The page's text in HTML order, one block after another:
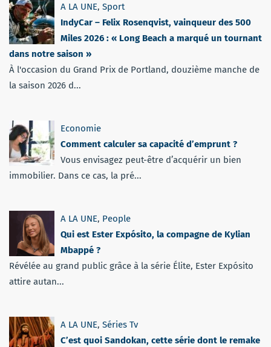
A LA UNE, Sport
IndyCar – Felix Rosenqvist, vainqueur des 500
Miles 2026 : « Long Beach a marqué un tournant
dans notre saison »
À l'occasion du Grand Prix de Portland, douzième manche de
la saison 2026 d...
Economie
Comment calculer sa capacité d’emprunt ?
Vous envisagez peut-être d’acquérir un bien
immobilier. Dans ce cas, la pré...
A LA UNE, People
Qui est Ester Expósito, la compagne de Kylian
Mbappé ?
Révélée au grand public grâce à la série Élite, Ester Expósito
attire autan...
A LA UNE, Séries Tv
C’est quoi Sandokan, cette série dont le remake